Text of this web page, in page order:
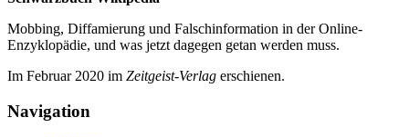
Mobbing, Diffamierung und Falsch­information in der Online-
Enzyklo­pädie, und was jetzt da­gegen getan werden muss.
Im Februar 2020 im Zeit­geist-Verlag erschienen.
Navigation